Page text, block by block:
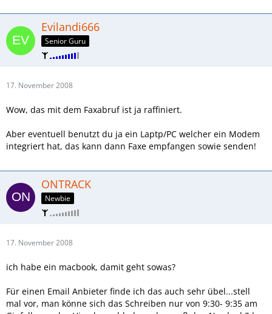
Evilandi666
Senior Guru
17. November 2008
Wow, das mit dem Faxabruf ist ja raffiniert.
Aber eventuell benutzt du ja ein Laptp/PC welcher ein Modem
integriert hat, das kann dann Faxe empfangen sowie senden!
ONTRACK
Newbie
17. November 2008
ich habe ein macbook, damit geht sowas?
Für einen Email Anbieter finde ich das auch sehr übel...stell
mal vor, man könne sich das Schreiben nur von 9:30- 9:35 am